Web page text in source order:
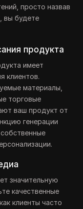
просто назвав
вы будете
продукта
имеет
клиентов.
материалы,
торговые
ваш продукт от
генерации
значительную
качественные
клиенты часто